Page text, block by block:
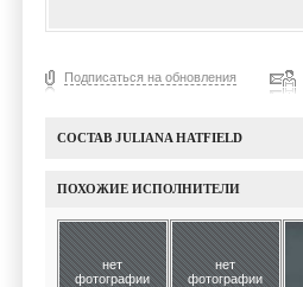
Подписаться на обновления
СОСТАВ JULIANA HATFIELD
ПОХОЖИЕ ИСПОЛНИТЕЛИ
нет
фотографии
нет
фотографии